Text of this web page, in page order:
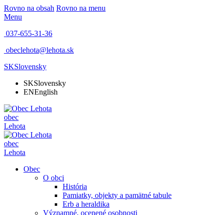
Rovno na obsah Rovno na menu
Menu
037-655-31-36
obeclehota@lehota.sk
SKSlovensky
SKSlovensky
ENEnglish
obec
Lehota
obec
Lehota
Obec
O obci
História
Pamiatky, objekty a pamätné tabule
Erb a heraldika
Významné, ocenené osobnosti